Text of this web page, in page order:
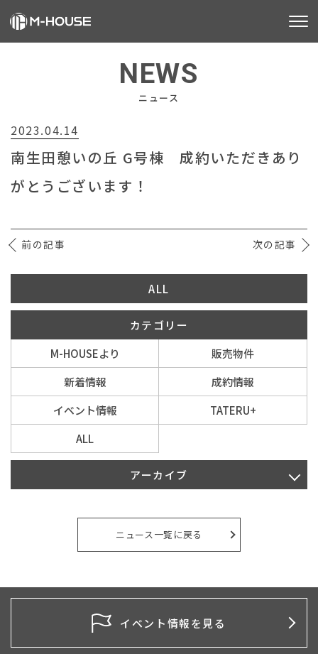
不動産事業
建築事業
お客様の声
会社情報
お知らせ
0120-800-108
営業時間／10：00〜19：00 定休日／水曜日
お問い合わせ
NEWS
ニュース
2023.04.14
南生田憩いの丘 G号棟 成約いただきあり
がとうございます！
前の記事 次の記事
ALL
カテゴリー
M-HOUSEより
販売物件
新着情報
成約情報
イベント情報
TATERU+
ALL
アーカイブ
2026年7月
2026年5月
2026年4月
2026年3月
ニュース一覧に戻る
イベント情報を見る